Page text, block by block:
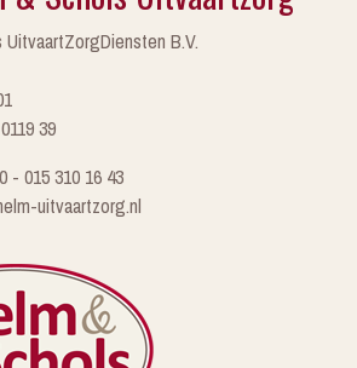
B.V.
39
- 015 310 16 43
uitvaartzorg.nl